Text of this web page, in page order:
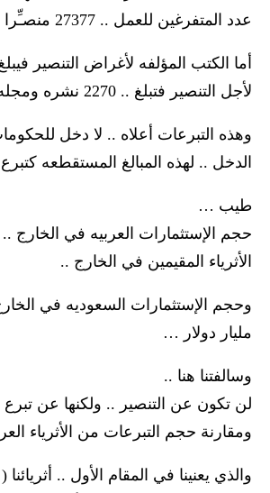
عدد المتفرغين للعمل .. 27377 منصـِّرا
لأجل التنصير فتبلغ .. 2270 نشره ومجله .. توزع بالملايين من النسخ …
وهذه التبرعات أعلاه .. لا دخل
الدخل .. لهذه المبالغ المستقطعه
طيب …
الأثرياء المقيمين في الخارج ..
مليار دولار …
وسالفتنا هنا ..
لن تكون عن التنصير .. ولكنها عن تبرع
ومقارنة حجم التبرعات من الأثرياء
والذي يعنينا في المقام الأول ..